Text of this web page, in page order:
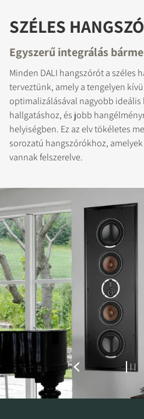
TERMÉKEK
SZÉLES
Egyszerű integrálás
Minden DALI hangszórót a széles
terveztünk, amely a tengelyen
optimalizálásával nagyobb ideális
hallgatáshoz, és jobb
helyiségben. Ez az elv tökéletes
sorozatú hangszórókhoz,
vannak felszerelve.
LETÖLTÉSHEZ
Töltse ki az űrlapot, hogy
hozzáférhessen a
zárolt letöltési fájlhoz.